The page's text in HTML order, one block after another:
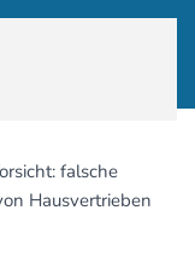
falsche
Hausvertrieben